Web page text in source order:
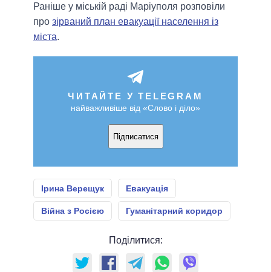
Раніше у міській раді Маріуполя розповіли
про зірваний план евакуації населення із
міста.
ЧИТАЙТЕ У TELEGRAM
найважливіше від «Слово і діло»
Підписатися
Ірина Верещук Евакуація
Війна з Росією Гуманітарний коридор
Поділитися: